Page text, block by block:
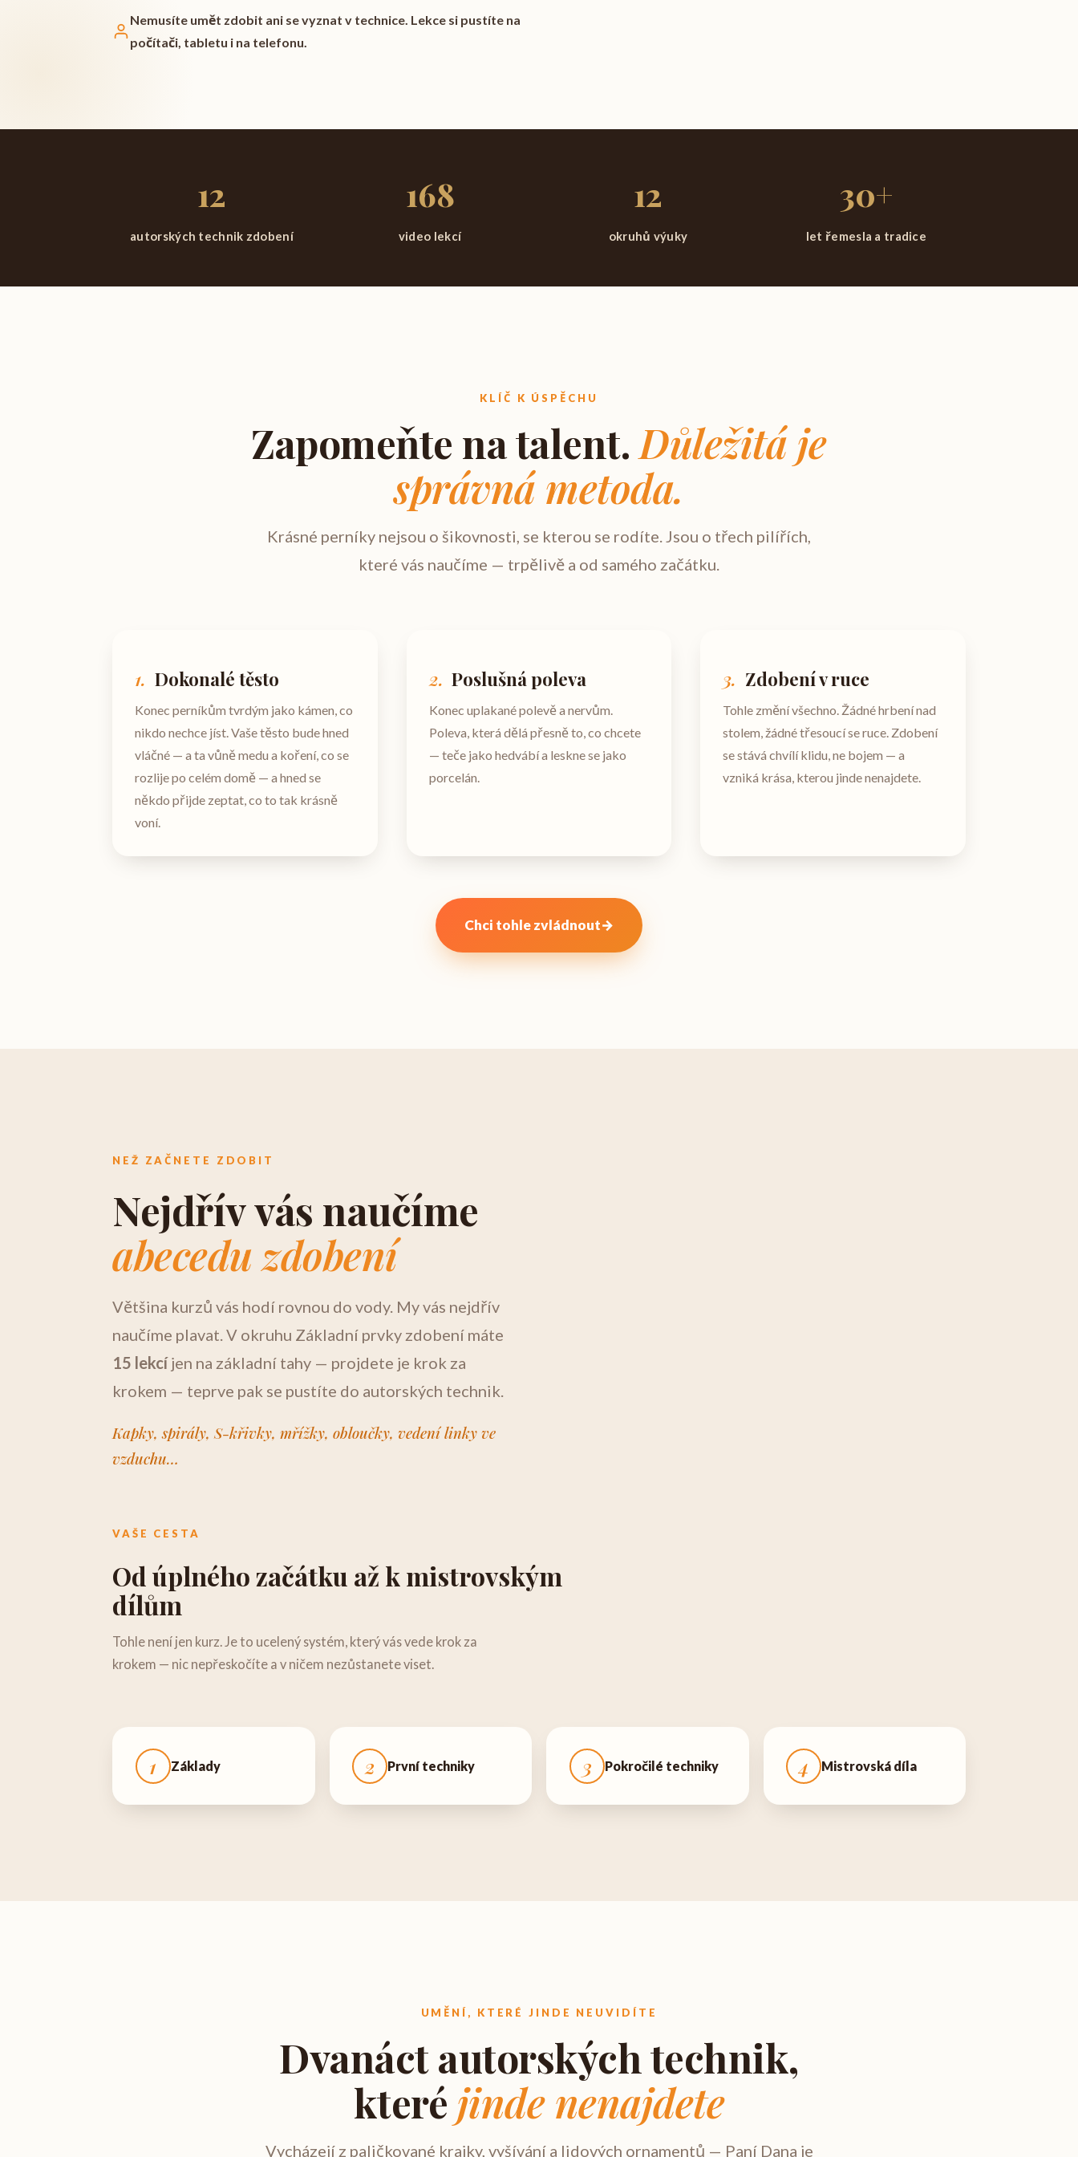
Nemusíte umět zdobit ani se vyznat v technice. Lekce si pustíte na
počítači, tabletu i na telefonu.
12
autorských technik zdobení
168
video lekcí
12
okruhů výuky
30+
let řemesla a tradice
KLÍČ K ÚSPĚCHU
Zapomeňte na talent. Důležitá je
správná metoda.
Krásné perníky nejsou o šikovnosti, se kterou se rodíte. Jsou o třech pilířích,
které vás naučíme — trpělivě a od samého začátku.
1. Dokonalé těsto
Konec perníkům tvrdým jako kámen, co
nikdo nechce jíst. Vaše těsto bude hned
vláčné — a ta vůně medu a koření, co se
rozlije po celém domě — a hned se
někdo přijde zeptat, co to tak krásně
voní.
2. Poslušná poleva
Konec uplakané polevě a nervům.
Poleva, která dělá přesně to, co chcete
— teče jako hedvábí a leskne se jako
porcelán.
3. Zdobení v ruce
Tohle změní všechno. Žádné hrbení nad
stolem, žádné třesoucí se ruce. Zdobení
se stává chvílí klidu, ne bojem — a
vzniká krása, kterou jinde nenajdete.
Chci tohle zvládnout→
NEŽ ZAČNETE ZDOBIT
Nejdřív vás naučíme
abecedu zdobení
Většina kurzů vás hodí rovnou do vody. My vás nejdřív
naučíme plavat. V okruhu Základní prvky zdobení máte
15 lekcíjen na základní tahy — projdete je krok za
krokem — teprve pak se pustíte do autorských technik.
Kapky, spirály, S-křivky, mřížky, obloučky, vedení linky ve
vzduchu…
VAŠE CESTA
Od úplného začátku až k mistrovským
dílům
Tohle není jen kurz. Je to ucelený systém, který vás vede krok za
krokem — nic nepřeskočíte a v ničem nezůstanete viset.
1 Základy 2 První techniky 3 Pokročilé techniky 4 Mistrovská díla
UMĚNÍ, KTERÉ JINDE NEUVIDÍTE
Dvanáct autorských technik,
které jinde nenajdete
Vycházejí z paličkované krajky, vyšívání a lidových ornamentů — Paní Dana je